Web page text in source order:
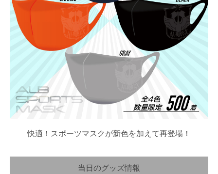
快適！スポーツマスクが新色を加えて再登場！
当日のグッズ情報